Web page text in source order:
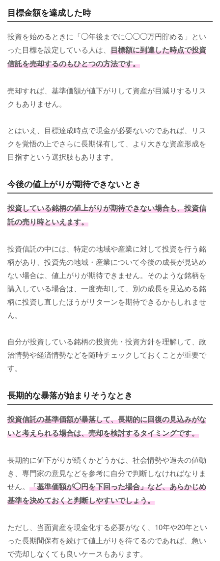
目標金額を達成した時
投資を始めるときに「◯年後までに◯◯◯万円貯める」とい
った目標を設定している人は、 目標額に到達した時点で投資
信託を売却するのもひとつの方法です。
売却すれば、基準価額が値下がりして資産が目減りするリス
クもありません。
とはいえ、目標達成時点で現金が必要ないのであれば、リス
クを覚悟の上でさらに長期保有して、より大きな資産形成を
目指すという選択肢もあります。
今後の値上がりが期待できないとき
投資している銘柄の値上がりが期待できない場合も、投資信
託の売り時といえます。
投資信託の中には、特定の地域や産業に対して投資を行う銘
柄があり、投資先の地域・産業について今後の成長が見込め
ない場合は、値上がりが期待できません。そのような銘柄を
購入している場合は、一度売却して、別の成長を見込める銘
柄に投資し直したほうがリターンを期待できるかもしれませ
ん。
自分が投資している銘柄の投資先・投資方針を理解して、政
治情勢や経済情勢などを随時チェックしておくことが重要で
す。
長期的な暴落が始まりそうなとき
投資信託の基準価額が暴落して、長期的に回復の見込みがな
いと考えられる場合は、売却を検討するタイミングです。
長期的に値下がりが続くかどうかは、社会情勢や過去の値動
き、専門家の意見などを参考に自分で判断しなければなりま
せん。 「基準価額が◯円を下回った場合」など、あらかじめ
基準を決めておくと判断しやすいでしょう。
ただし、当面資産を現金化する必要がなく、10年や20年とい
った長期間保有を続けて値上がりを待てるのであれば、急い
で売却しなくても良いケースもあります。